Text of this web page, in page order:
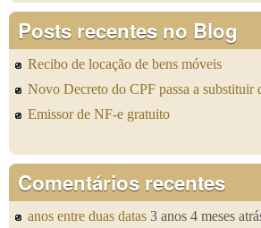
Posts recentes no Blog
Recibo de locação de bens móveis
Novo Decreto do CPF passa a substituir
Emissor de NF-e gratuito
Comentários recentes
anos entre duas datas 3 anos 4 meses